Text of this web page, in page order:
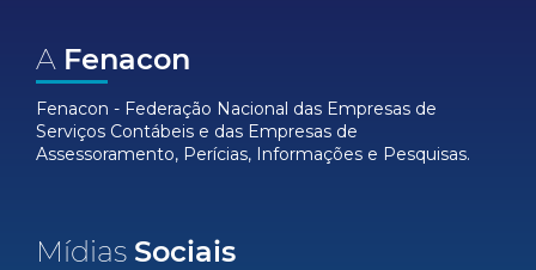
A Fenacon
Fenacon - Federação Nacional das Empresas de
Serviços Contábeis e das Empresas de
Assessoramento, Perícias, Informações e Pesquisas.
Mídias Sociais